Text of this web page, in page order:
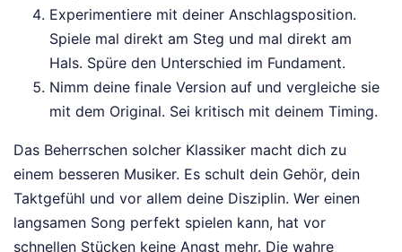
Experimentiere mit deiner Anschlagsposition.
Spiele mal direkt am Steg und mal direkt am
Hals. Spüre den Unterschied im Fundament.
Nimm deine finale Version auf und vergleiche sie
mit dem Original. Sei kritisch mit deinem Timing.
Das Beherrschen solcher Klassiker macht dich zu
einem besseren Musiker. Es schult dein Gehör, dein
Taktgefühl und vor allem deine Disziplin. Wer einen
langsamen Song perfekt spielen kann, hat vor
schnellen Stücken keine Angst mehr. Die wahre